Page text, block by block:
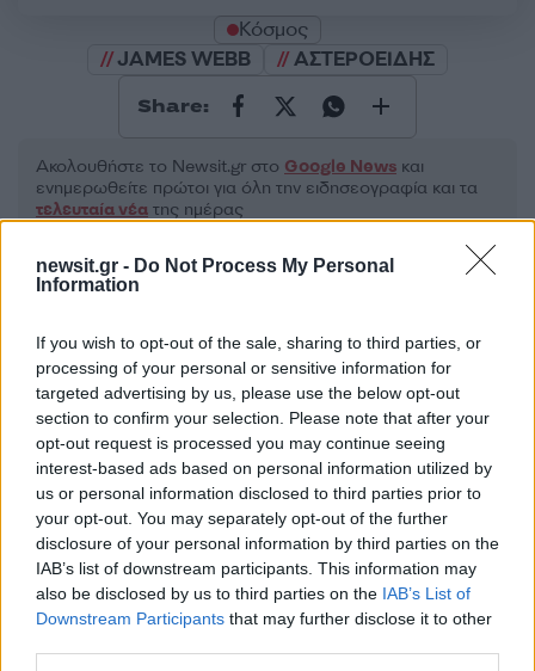
newsit.gr - Do Not Process My Personal
Information
If you wish to opt-out of the sale, sharing to third parties, or
processing of your personal or sensitive information for
targeted advertising by us, please use the below opt-out
section to confirm your selection. Please note that after your
opt-out request is processed you may continue seeing
interest-based ads based on personal information utilized by
us or personal information disclosed to third parties prior to
your opt-out. You may separately opt-out of the further
disclosure of your personal information by third parties on the
IAB’s list of downstream participants. This information may
also be disclosed by us to third parties on the IAB’s List of
Downstream Participants that may further disclose it to other
Κόσμος
JAMES WEBB
ΑΣΤΕΡΟΕΙΔΗΣ
Share:
Ακολουθήστε το Νewsit.gr στο Google News και
ενημερωθείτε πρώτοι για όλη την ειδησεογραφία και τα
τελευταία νέα της ημέρας
Πιο δημοφιλή
1 Marfin: Η 46χρονη πήρε προθεσμία για να
απολογηθεί την Τρίτη – «Είναι αθώα,
συμμετείχε στη διαδήλωση όπως και
100.000 άτομα»
2Σέρρες: Βίντεο ντοκουμέντο από το
τροχαίο με νεκρούς μητέρα και γιο – Ο
οδηγός του φορτηγού κατέγραψε τη
σύγκρουση
3Λένα Σαμαρά: Συγκίνηση στο μνημόσυνο
για τον έναν χρόνο από τον θάνατο της
κόρης του Αντώνη Σαμαρά